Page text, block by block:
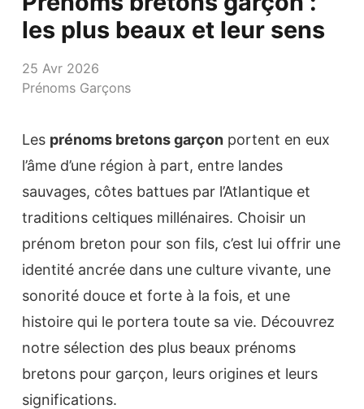
les plus beaux et leur sens
25 Avr 2026
Prénoms Garçons
Les prénoms bretons garçon portent en eux
l’âme d’une région à part, entre landes
sauvages, côtes battues par l’Atlantique et
traditions celtiques millénaires. Choisir un
prénom breton pour son fils, c’est lui offrir une
identité ancrée dans une culture vivante, une
sonorité douce et forte à la fois, et une
histoire qui le portera toute sa vie. Découvrez
notre sélection des plus beaux prénoms
bretons pour garçon, leurs origines et leurs
significations.